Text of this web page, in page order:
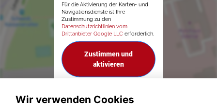
Für die Aktivierung der Karten- und
Navigationsdienste ist Ihre
Zustimmung zu den
Datenschutzrichtlinien vom
Drittanbieter Google LLC erforderlich.
Zustimmen und
aktivieren
Wir verwenden Cookies